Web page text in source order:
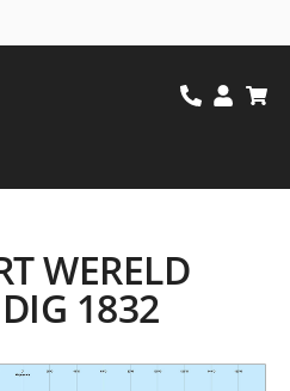
WERELD
1832